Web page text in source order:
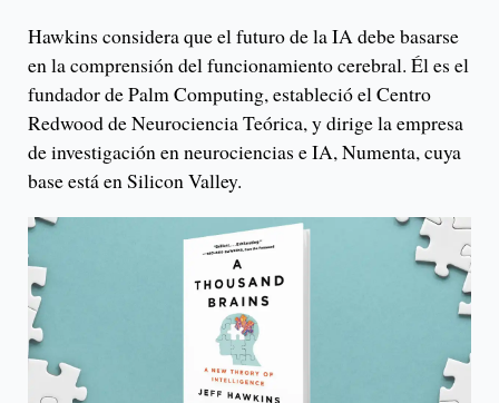
Hawkins considera que el futuro de la IA debe basarse
en la comprensión del funcionamiento cerebral. Él es el
fundador de Palm Computing, estableció el Centro
Redwood de Neurociencia Teórica, y dirige la empresa
de investigación en neurociencias e IA, Numenta, cuya
base está en Silicon Valley.